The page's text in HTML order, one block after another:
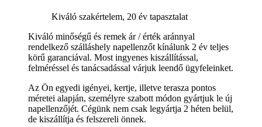
Kiváló szakértelem, 20 év tapasztalat
Kiváló minőségű és remek ár / érték aránnyal
rendelkező szálláshely napellenzőt kínálunk 2 év teljes
körű garanciával. Most ingyenes kiszállítással,
felméréssel és tanácsadással várjuk leendő ügyfeleinket.
Az Ön egyedi igényei, kertje, illetve terasza pontos
méretei alapján, személyre szabott módon gyártjuk le új
napellenzőjét. Cégünk nem csak legyártja 2 héten belül,
de kiszállítja és felszereli önnek.